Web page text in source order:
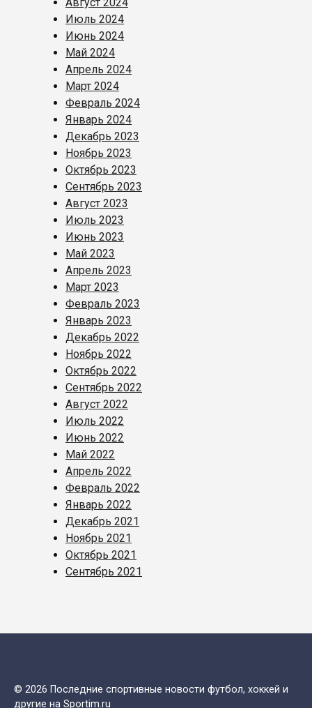
Июль 2024
Июнь 2024
Май 2024
Апрель 2024
Март 2024
Февраль 2024
Январь 2024
Декабрь 2023
Ноябрь 2023
Октябрь 2023
Сентябрь 2023
Август 2023
Июль 2023
Июнь 2023
Май 2023
Апрель 2023
Март 2023
Февраль 2023
Январь 2023
Декабрь 2022
Ноябрь 2022
Октябрь 2022
Сентябрь 2022
Август 2022
Июль 2022
Июнь 2022
Май 2022
Апрель 2022
Февраль 2022
Январь 2022
Декабрь 2021
Ноябрь 2021
Октябрь 2021
Сентябрь 2021
© 2026 Последние спортивные новости футбол, хоккей и
другие на Sportim.ru